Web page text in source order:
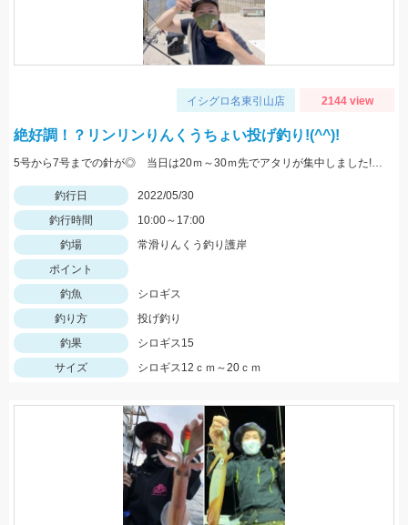
イシグロ名東引山店 2144 view
絶好調！？リンリンりんくうちょい投げ釣り!(^^)!
5号から7号までの針が◎ 当日は20ｍ～30ｍ先でアタリが集中しました!! 浜翔!!!感度ヨシ！！軽さ抜群！！
釣行日
2022/05/30
釣行時間
10:00～17:00
釣場
常滑りんくう釣り護岸
ポイント
釣魚
シロギス
釣り方
投げ釣り
釣果
シロギス15
サイズ
シロギス12ｃｍ～20ｃｍ